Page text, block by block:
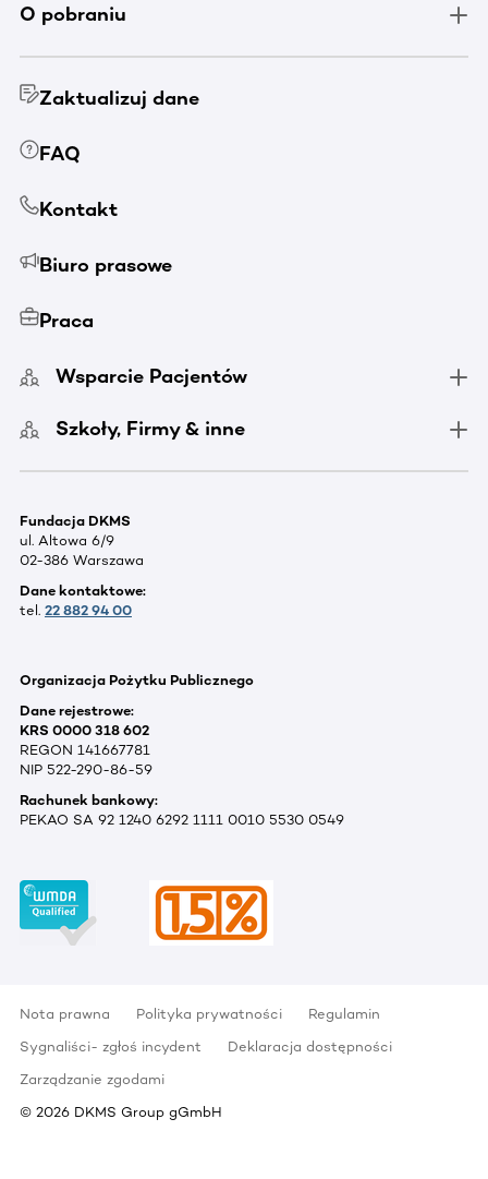
O pobraniu
Zaktualizuj dane
FAQ
Kontakt
Biuro prasowe
Praca
Wsparcie Pacjentów
Szkoły, Firmy & inne
Fundacja DKMS
ul. Altowa 6/9
02-386 Warszawa
Dane kontaktowe:
tel. 22 882 94 00
Organizacja Pożytku Publicznego
Dane rejestrowe:
KRS 0000 318 602
REGON 141667781
NIP 522-290-86-59
Rachunek bankowy:
PEKAO SA 92 1240 6292 1111 0010 5530 0549
Nota prawna Polityka prywatności
Regulamin
Sygnaliści- zgłoś incydent
Deklaracja dostępności
Zarządzanie zgodami
© 2026 DKMS Group gGmbH